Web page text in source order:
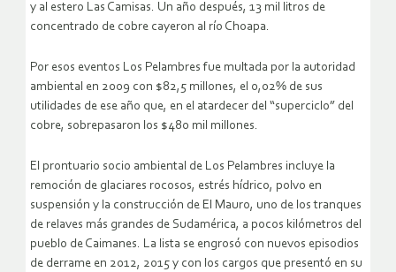
y al estero Las Camisas. Un año después, 13 mil litros de
concentrado de cobre cayeron al río Choapa.
Por esos eventos Los Pelambres fue multada por la autoridad
ambiental en 2009 con $82,5 millones, el 0,02% de sus
utilidades de ese año que, en el atardecer del “superciclo” del
cobre, sobrepasaron los $480 mil millones.
El prontuario socio ambiental de Los Pelambres incluye la
remoción de glaciares rocosos, estrés hídrico, polvo en
suspensión y la construcción de El Mauro, uno de los tranques
de relaves más grandes de Sudamérica, a pocos kilómetros del
pueblo de Caimanes. La lista se engrosó con nuevos episodios
de derrame en 2012, 2015 y con los cargos que presentó en su